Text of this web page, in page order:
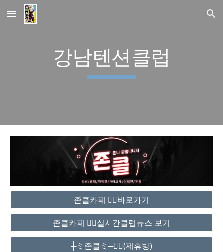
Skip to main content Skip to navigation
강남텐션클럽
존클카페 ❤️‍🔥바로가기
존클카페 ❤️‍🔥실시간클럽뉴스 보기
┼ミ존클ミ┼❤️‍🔥(제휴방)